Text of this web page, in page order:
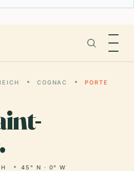
COGNAC
PORTE
45° N · 0° W